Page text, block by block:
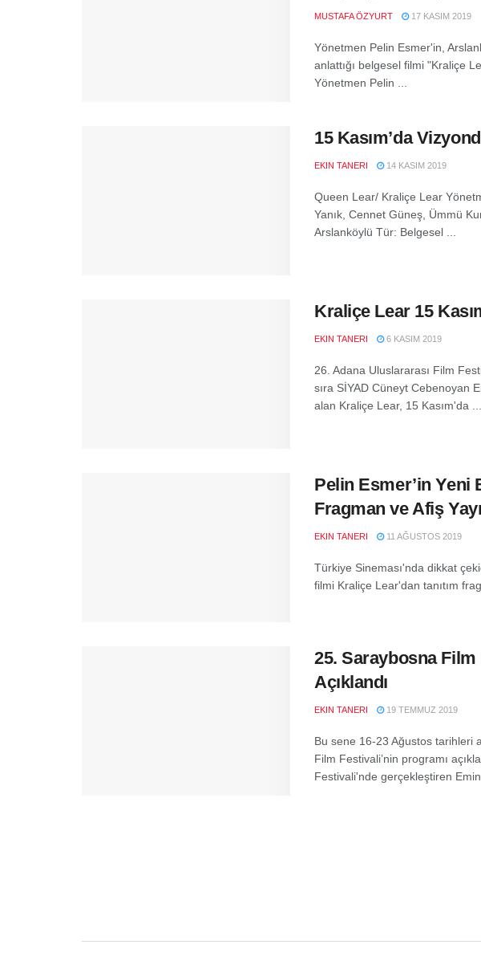
MUSTAFA ÖZYURT 17 KASIM 2019
Yönetmen Pelin Esmer'in,
anlattığı belgesel filmi "Kraliçe
Yönetmen Pelin ...
15 Kasım’da
EKIN TANERI 14 KASIM 2019
Queen Lear/ Kraliçe Lear
Yanık, Cennet Güneş, Ümmü
Arslanköylü Tür: Belgesel ...
Kraliçe Lear 15
EKIN TANERI 6 KASIM 2019
26. Adana Uluslararası Film
sıra SİYAD Cüneyt Cebenoyan
alan Kraliçe Lear, 15 Kasım'da ...
Pelin Esmer’in Yeni
Fragman ve Afiş
EKIN TANERI 11 AĞUSTOS 2019
Türkiye Sineması'nda dikkat
filmi Kraliçe Lear'dan tanıtım
25. Saraybosna Film
Açıklandı
EKIN TANERI 19 TEMMUZ 2019
Bu sene 16-23 Ağustos tarihleri
Film Festivali’nin programı
Festivali'nde gerçekleştiren Emin